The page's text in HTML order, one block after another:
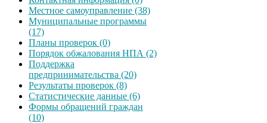
Местное самоуправление (38)
Муниципальные программы
(17)
Планы проверок (0)
Порядок обжалования НПА (2)
Поддержка
предпринимательства (20)
Результаты проверок (8)
Статистические данные (6)
Формы обращений граждан
(10)